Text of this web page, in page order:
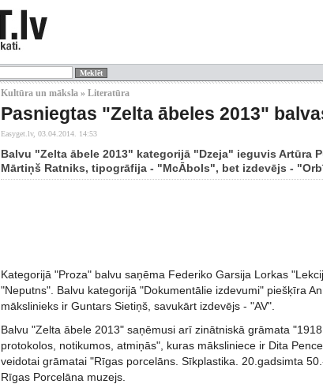
Kultūra un māksla » Literatūra
Pasniegtas "Zelta ābeles 2013"
Easyget.lv, 03.04.2014. 14:53
Balvu "Zelta ābele 2013" kategorijā "Dzeja" ieguvis
Mārtiņš Ratniks, tipogrāfija - "McĀbols", bet izdevējs -
Kategorijā "Proza" balvu saņēma Federiko Garsija Lorkas
"Neputns". Balvu kategorijā "Dokumentālie izdevumi" piešķīra
mākslinieks ir Guntars Sietiņš, savukārt izdevējs - "AV".
Balvu "Zelta ābele 2013" saņēmusi arī zinātniskā grāmata
protokolos, notikumos, atmiņās", kuras māksliniece ir Dita
veidotai grāmatai "Rīgas porcelāns. Sīkplastika. 20.gadsimta
Rīgas Porcelāna muzejs.